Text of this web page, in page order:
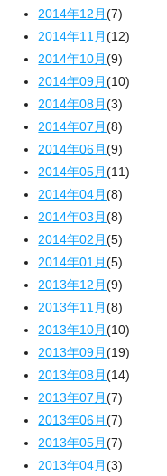
2014年12月(7)
2014年11月(12)
2014年10月(9)
2014年09月(10)
2014年08月(3)
2014年07月(8)
2014年06月(9)
2014年05月(11)
2014年04月(8)
2014年03月(8)
2014年02月(5)
2014年01月(5)
2013年12月(9)
2013年11月(8)
2013年10月(10)
2013年09月(19)
2013年08月(14)
2013年07月(7)
2013年06月(7)
2013年05月(7)
2013年04月(3)